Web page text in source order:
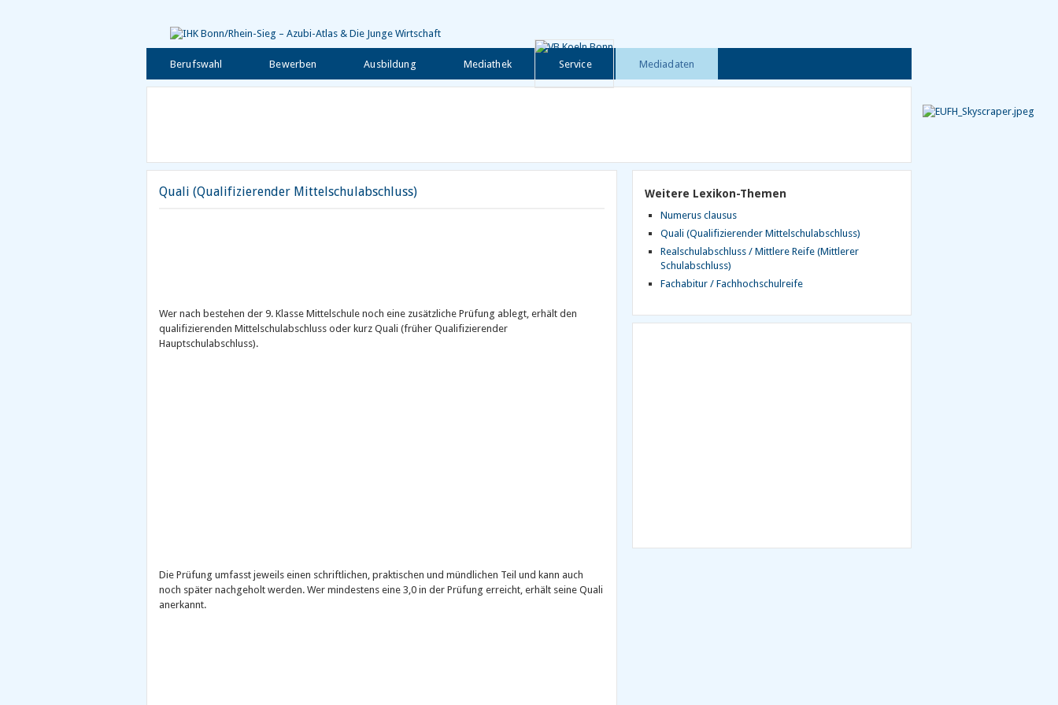
Berufswahl Bewerben Ausbildung Mediathek Service Mediadaten
Quali (Qualifizierender Mittelschulabschluss)
Wer nach bestehen der 9. Klasse Mittelschule noch eine zusätzliche Prüfung ablegt, erhält den
qualifizierenden Mittelschulabschluss oder kurz Quali (früher Qualifizierender
Hauptschulabschluss).
Die Prüfung umfasst jeweils einen schriftlichen, praktischen und mündlichen Teil und kann auch
noch später nachgeholt werden. Wer mindestens eine 3,0 in der Prüfung erreicht, erhält seine Quali
anerkannt.
Weitere Lexikon-Themen
Numerus clausus
Quali (Qualifizierender Mittelschulabschluss)
Realschulabschluss / Mittlere Reife (Mittlerer
Schulabschluss)
Fachabitur / Fachhochschulreife